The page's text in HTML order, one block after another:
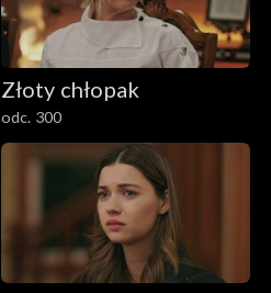
Złoty chłopak
odc. 300